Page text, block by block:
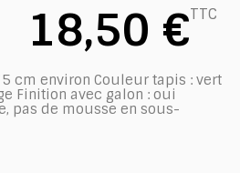
18,50 €TTC
cm environ Couleur tapis : vert
Finition avec galon : oui
pas de mousse en sous-